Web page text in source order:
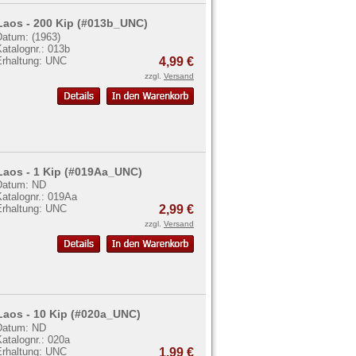
- 200 Kip (#013b_UNC)
(1963)
013b
UNC
4,99 €
zzgl. Versand
- 1 Kip (#019Aa_UNC)
ND
019Aa
UNC
2,99 €
zzgl. Versand
- 10 Kip (#020a_UNC)
ND
020a
UNC
1,99 €